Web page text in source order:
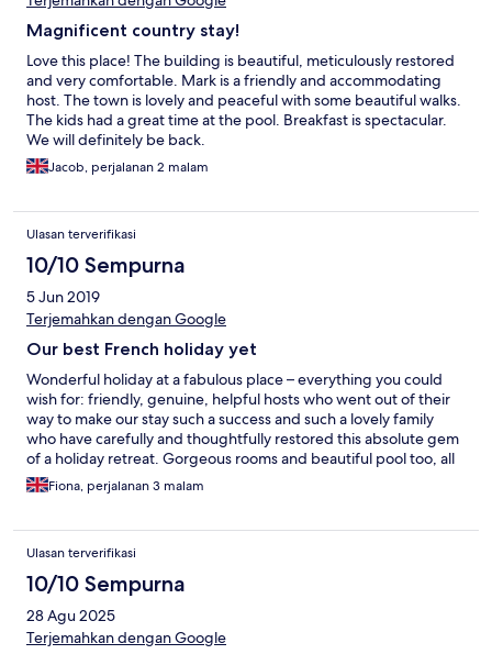
Magnificent country stay!
Love this place! The building is beautiful, meticulously restored
and very comfortable. Mark is a friendly and accommodating
host. The town is lovely and peaceful with some beautiful walks.
The kids had a great time at the pool. Breakfast is spectacular.
We will definitely be back.
Jacob, perjalanan 2 malam
Ulasan terverifikasi
10/10 Sempurna
5 Jun 2019
Terjemahkan dengan Google
Our best French holiday yet
Wonderful holiday at a fabulous place – everything you could
wish for: friendly, genuine, helpful hosts who went out of their
way to make our stay such a success and such a lovely family
who have carefully and thoughtfully restored this absolute gem
of a holiday retreat. Gorgeous rooms and beautiful pool too, all
in an idyllic location on the banks of a tranquil river in the
prettiest village we have visited in France. Been holidaying in
Don't hesitate to book it.
Fiona, perjalanan 3 malam
Ulasan terverifikasi
10/10 Sempurna
28 Agu 2025
Terjemahkan dengan Google